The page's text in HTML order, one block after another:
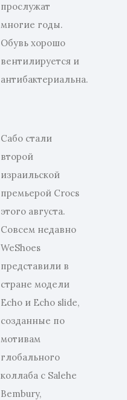
прослужат
многие годы.
Обувь хорошо
вентилируется и
антибактериальна.
Сабо стали
второй
израильской
премьерой Crocs
этого августа.
Совсем недавно
WeShoes
представили в
стране модели
Echo и Echo slide,
созданные по
мотивам
глобального
коллаба с Salehe
Bembury,